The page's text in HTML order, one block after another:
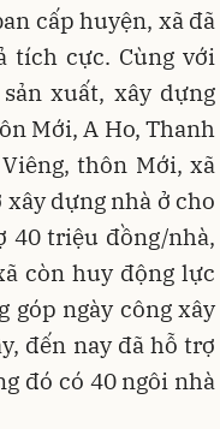
cấp huyện, xã đã
tích cực. Cùng với
xuất, xây dựng
Mới, A Ho, Thanh
thôn Mới, xã
dựng nhà ở cho
40 triệu đồng/nhà,
còn huy động lực
góp ngày công xây
đến nay đã hỗ trợ
đó có 40 ngôi nhà